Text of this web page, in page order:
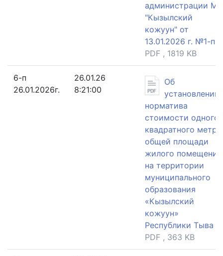
администрации МР
"Кызылский
кожуун" от
13.01.2026 г. №1-п ,
PDF , 1819 KB
6-п
26.01.2026г.
26.01.26
8:21:00
Об
установлении
норматива
стоимости одного
квадратного метра
общей площади
жилого помещения
на территории
муниципального
образования
«Кызылский
кожуун»
Республики Тыва ,
PDF , 363 KB